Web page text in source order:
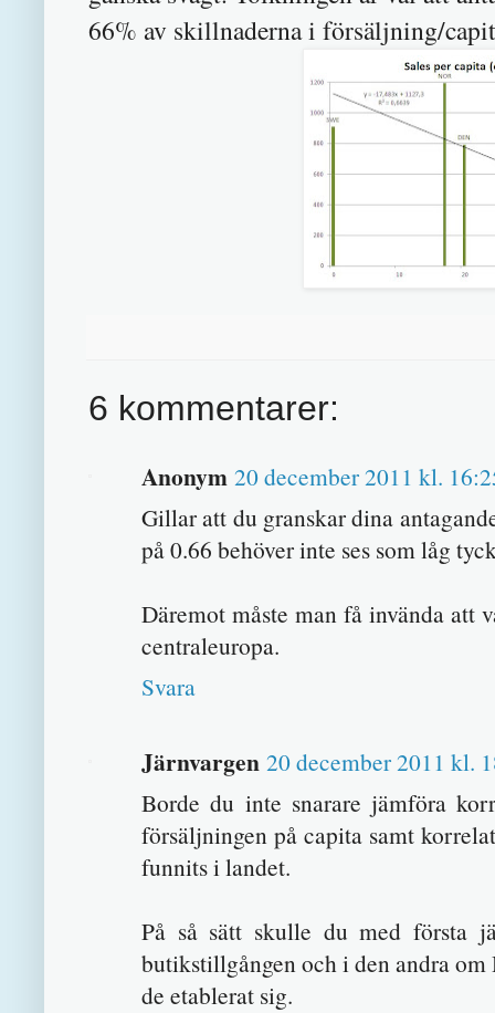
66% av skillnaderna i försäljning/
6 kommentarer:
Anonym 20 december 2011 kl.
Gillar att du granskar dina
på 0.66 behöver inte ses som låg
Däremot måste man få invända
centraleuropa.
Svara
Järnvargen 20 december 2011 kl.
Borde du inte snarare jämföra
försäljningen på capita samt
funnits i landet.
På så sätt skulle du med första
butikstillgången och i den andra
de etablerat sig.